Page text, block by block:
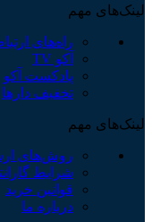
لینک‌های مهم
راه‌های
آکو TV
پادکست آکو
تخفیف دارها
لینک‌های مهم
روش‌های
شرایط
قوانین خرید
درباره ما